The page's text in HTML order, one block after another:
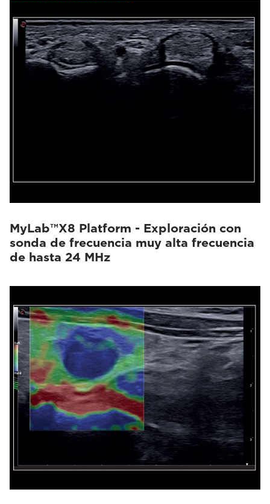
MyLab™X8 Platform - Exploración con
sonda de frecuencia muy alta frecuencia
de hasta 24 MHz